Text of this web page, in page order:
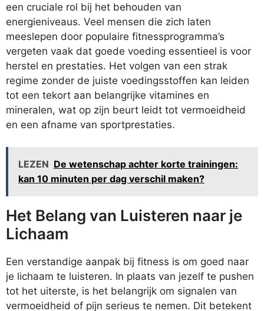
een cruciale rol bij het behouden van
energieniveaus. Veel mensen die zich laten
meeslepen door populaire fitnessprogramma’s
vergeten vaak dat goede voeding essentieel is voor
herstel en prestaties. Het volgen van een strak
regime zonder de juiste voedingsstoffen kan leiden
tot een tekort aan belangrijke vitamines en
mineralen, wat op zijn beurt leidt tot vermoeidheid
en een afname van sportprestaties.
LEZEN De wetenschap achter korte trainingen:
kan 10 minuten per dag verschil maken?
Het Belang van Luisteren naar je
Lichaam
Een verstandige aanpak bij fitness is om goed naar
je lichaam te luisteren. In plaats van jezelf te pushen
tot het uiterste, is het belangrijk om signalen van
vermoeidheid of pijn serieus te nemen. Dit betekent